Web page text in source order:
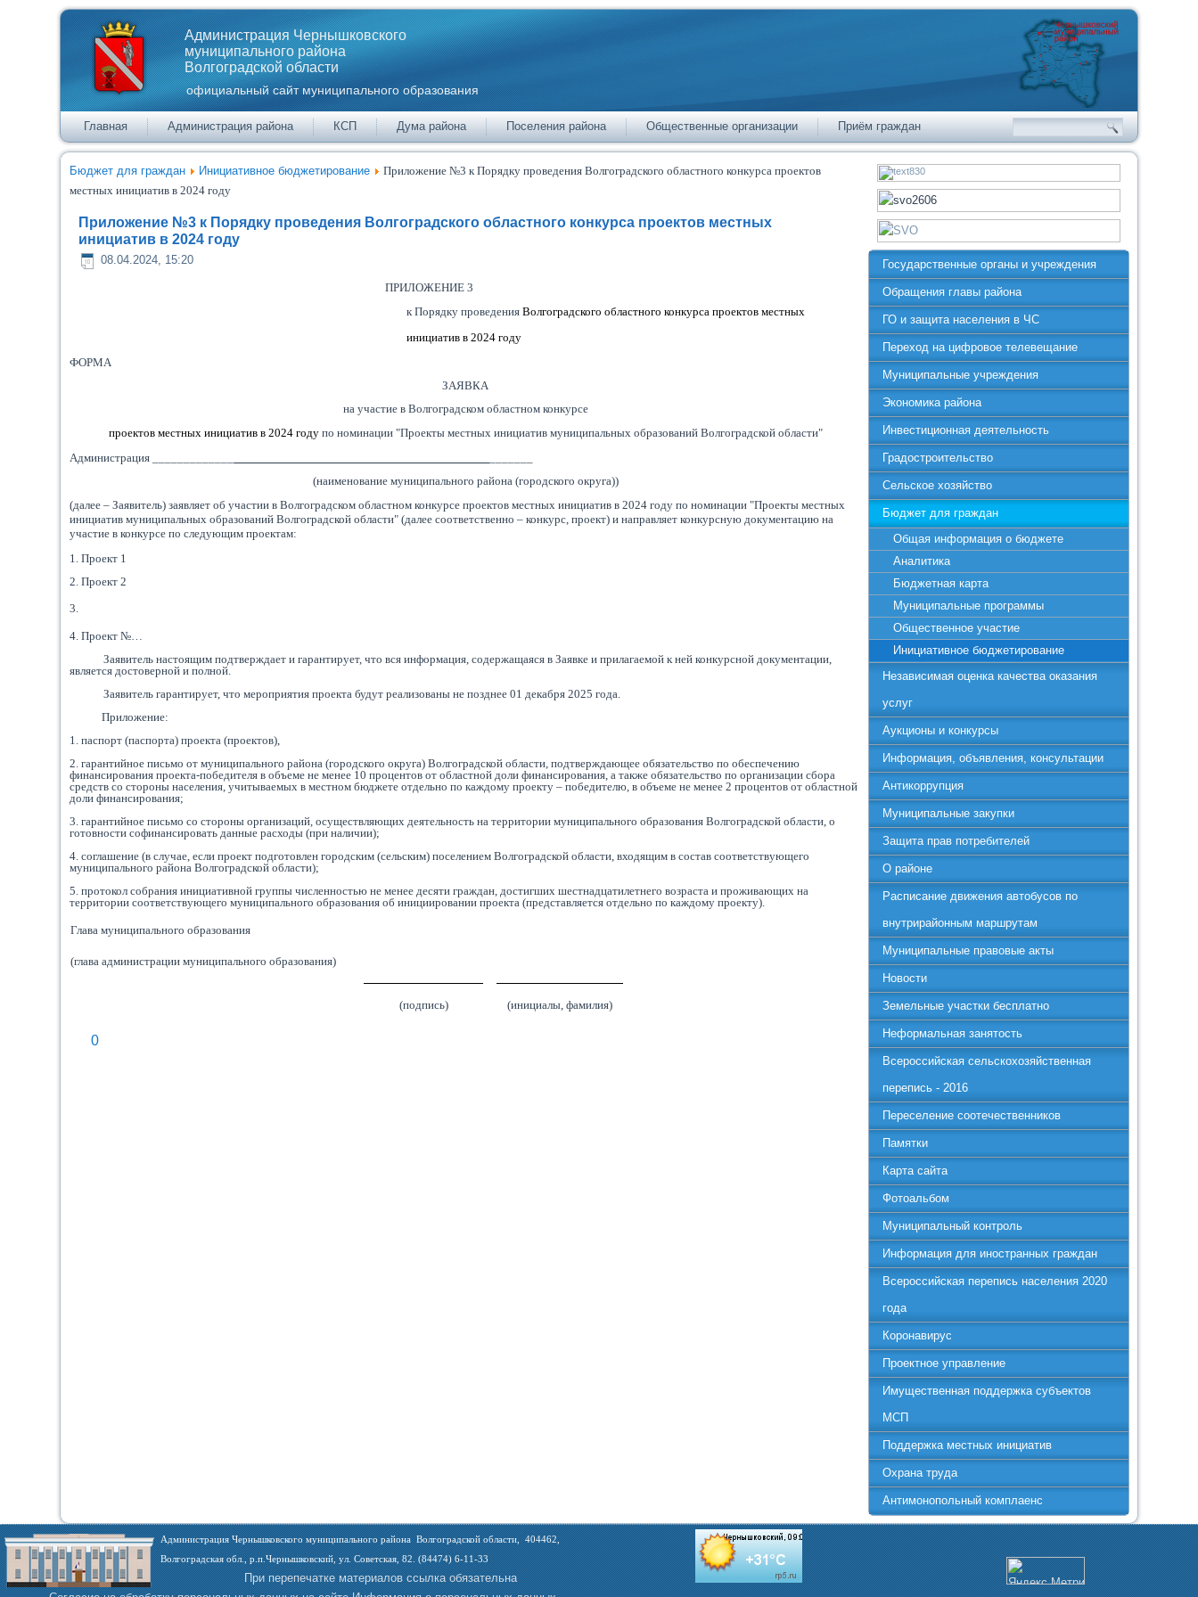
Администрация Чернышковского
муниципального района
Волгоградской области
официальный сайт муниципального образования
Главная Администрация района КСП Дума района Поселения района Общественные организации Приём граждан
Бюджет для граждан Инициативное бюджетирование
Приложение №3 к Порядку проведения Волгоградского областного конкурса проектов
местных инициатив в 2024 году
Приложение №3 к Порядку проведения Волгоградского областного конкурса проектов местных
инициатив в 2024 году
08.04.2024, 15:20
ПРИЛОЖЕНИЕ 3
к Порядку проведенияВолгоградского областного конкурса проектов местных
инициатив в 2024 году
ФОРМА
ЗАЯВКА
на участие в Волгоградском областном конкурсе
проектов местных инициатив в 2024 году по номинации "Проекты местных инициатив муниципальных образований Волгоградской области"
Администрация _____________
(наименование муниципального района (городского округа))
(далее – Заявитель) заявляет об участии в Волгоградском областном конкурсе проектов местных инициатив в 2024 году по номинации "Проекты местных
инициатив муниципальных образований Волгоградской области" (далее соответственно – конкурс, проект) и направляет конкурсную документацию на
участие в конкурсе по следующим проектам:
1. Проект 1
2. Проект 2
3.
4. Проект №…
Заявитель настоящим подтверждает и гарантирует, что вся информация, содержащаяся в Заявке и прилагаемой к ней конкурсной документации,
является достоверной и полной.
Заявитель гарантирует, что мероприятия проекта будут реализованы не позднее 01 декабря 2025 года.
Приложение:
1. паспорт (паспорта) проекта (проектов),
2. гарантийное письмо от муниципального района (городского округа) Волгоградской области, подтверждающее обязательство по обеспечению
финансирования проекта-победителя в объеме не менее 10 процентов от областной доли финансирования, а также обязательство по организации сбора
средств со стороны населения, учитываемых в местном бюджете отдельно по каждому проекту – победителю, в объеме не менее 2 процентов от областной
доли финансирования;
3. гарантийное письмо со стороны организаций, осуществляющих деятельность на территории муниципального образования Волгоградской области, о
готовности софинансировать данные расходы (при наличии);
4. соглашение (в случае, если проект подготовлен городским (сельским) поселением Волгоградской области, входящим в состав соответствующего
муниципального района Волгоградской области);
5. протокол собрания инициативной группы численностью не менее десяти граждан, достигших шестнадцатилетнего возраста и проживающих на
территории соответствующего муниципального образования об инициировании проекта (представляется отдельно по каждому проекту).
Глава муниципального образования
(глава администрации муниципального образования)
(подпись) (инициалы, фамилия)
0
Государственные органы и учреждения
Обращения главы района
ГО и защита населения в ЧС
Переход на цифровое телевещание
Муниципальные учреждения
Экономика района
Инвестиционная деятельность
Градостроительство
Сельское хозяйство
Бюджет для граждан
Общая информация о бюджете
Аналитика
Бюджетная карта
Муниципальные программы
Общественное участие
Инициативное бюджетирование
Независимая оценка качества оказания
услуг
Аукционы и конкурсы
Информация, объявления, консультации
Антикоррупция
Муниципальные закупки
Защита прав потребителей
О районе
Расписание движения автобусов по
внутрирайонным маршрутам
Муниципальные правовые акты
Новости
Земельные участки бесплатно
Неформальная занятость
Всероссийская сельскохозяйственная
перепись - 2016
Переселение соотечественников
Памятки
Карта сайта
Фотоальбом
Муниципальный контроль
Информация для иностранных граждан
Всероссийская перепись населения 2020
года
Коронавирус
Проектное управление
Имущественная поддержка субъектов
МСП
Поддержка местных инициатив
Охрана труда
Антимонопольный комплаенс
Администрация Чернышковского муниципального района Волгоградской области, 404462,
Волгоградская обл., р.п.Чернышковский, ул. Советская, 82. (84474) 6-11-33
При перепечатке материалов ссылка обязательна